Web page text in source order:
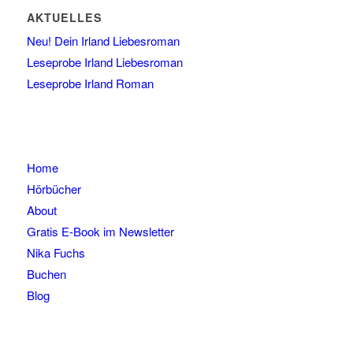
AKTUELLES
Neu! Dein Irland Liebesroman
Leseprobe Irland Liebesroman
Leseprobe Irland Roman
Home
Hörbücher
About
Gratis E-Book im Newsletter
Nika Fuchs
Buchen
Blog